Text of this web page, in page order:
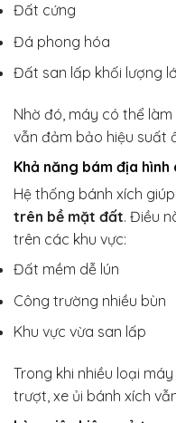
Đất cứng
Đá phong hóa
Đất san lấp khối lượng
Nhờ đó, máy có thể
vẫn đảm bảo hiệu suất
Khả năng bám địa
Hệ thống bánh xích
trên bề mặt đất. Điều
trên các khu vực:
Đất mềm dễ lún
Công trường nhiều bùn
Khu vực vừa san lấp
Trong khi nhiều loại
trượt, xe ủi bánh xích